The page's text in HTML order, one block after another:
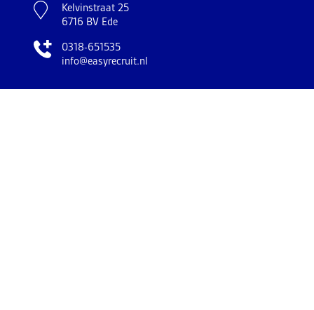
Kelvinstraat 25
6716 BV Ede
0318-651535
info@easyrecruit.nl